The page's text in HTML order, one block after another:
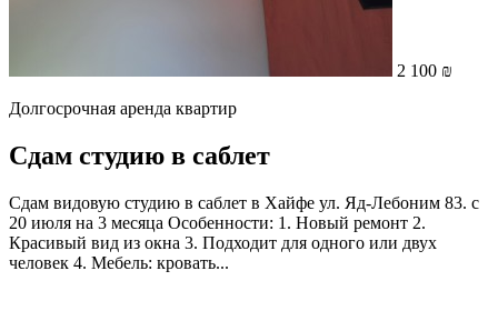
2 100 ₪
Долгосрочная аренда квартир
Сдам студию в саблет
Сдам видовую студию в саблет в Хайфе ул. Яд-Лебоним 83. с
20 июля на 3 месяца Особенности: 1. Новый ремонт 2.
Красивый вид из окна 3. Подходит для одного или двух
человек 4. Мебель: кровать...